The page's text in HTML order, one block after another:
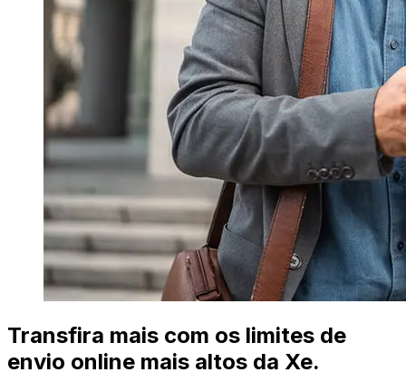
Transfira mais com os limites de
envio online mais altos da Xe.